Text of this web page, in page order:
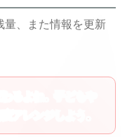
、また情報を更新